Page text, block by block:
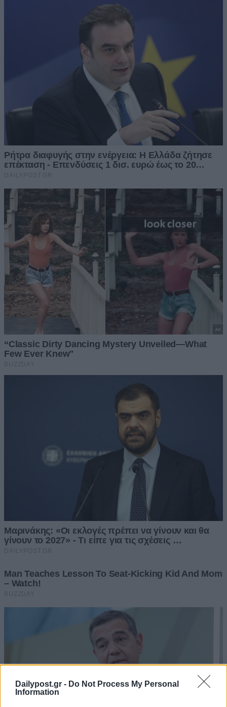
Dailypost.gr - Do Not Process My Personal
Information